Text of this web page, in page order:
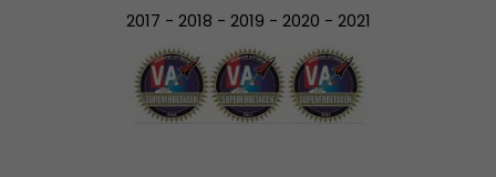
2017 - 2018 - 2019 - 2020 - 2021